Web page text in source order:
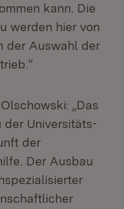
kann. Die
werden hier von
der Auswahl der
„Das
Universitäts-
der
Der Ausbau